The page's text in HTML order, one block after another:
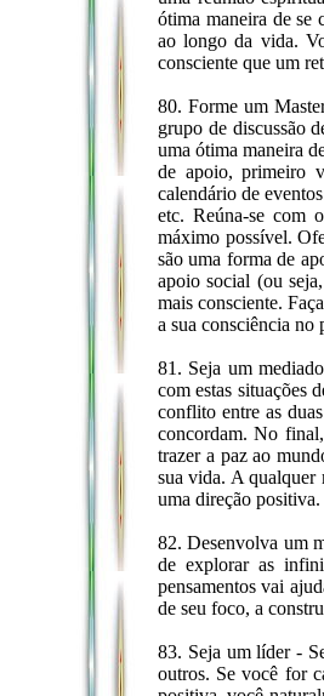
ótima maneira de se
ao longo da vida.
consciente que um
80. Forme um
grupo de discussão
uma ótima maneira
de apoio, primeiro
calendário de
etc. Reúna-se com
máximo possível.
são uma forma de
apoio social (ou
mais consciente.
a sua consciência no
81. Seja um
com estas situações
conflito entre as
concordam. No
trazer a paz ao
sua vida. A qualquer
uma direção positiva.
82. Desenvolva um
de explorar as
pensamentos vai
de seu foco, a
83. Seja um líder -
outros. Se você for